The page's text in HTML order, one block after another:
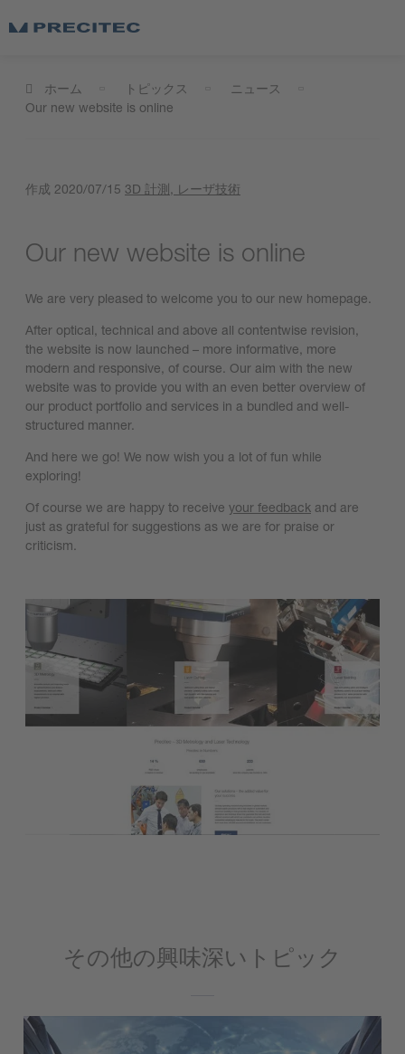
ホーム トピックス
ニュース
Our new website is online
作成 2020/07/15 3D 計測 , レーザ技術
Our new website is online
We are very pleased to welcome you to our new homepage.
After optical, technical and above all contentwise revision,
the website is now launched – more informative, more
modern and responsive, of course. Our aim with the new
website was to provide you with an even better overview of
our product portfolio and services in a bundled and well-
structured manner.
And here we go! We now wish you a lot of fun while
exploring!
Of course we are happy to receive your feedback and are
just as grateful for suggestions as we are for praise or
criticism.
その他の興味深いトピック